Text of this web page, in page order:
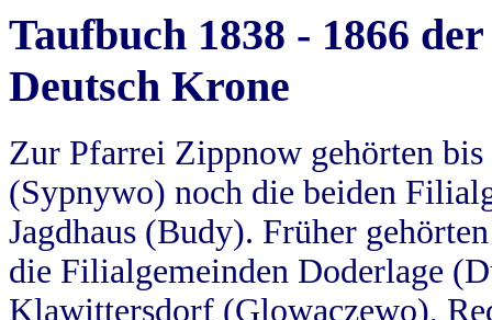
Taufbuch 1838 - 1866
Deutsch Krone
Zur Pfarrei Zippnow gehörten
(Sypnywo) noch die beiden
Jagdhaus (Budy). Früher
die Filialgemeinden Doderlage
Klawittersdorf (Glowaczewo),